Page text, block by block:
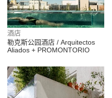
酒店
勒克斯公园酒店 / Arquitectos
Aliados + PROMONTORIO